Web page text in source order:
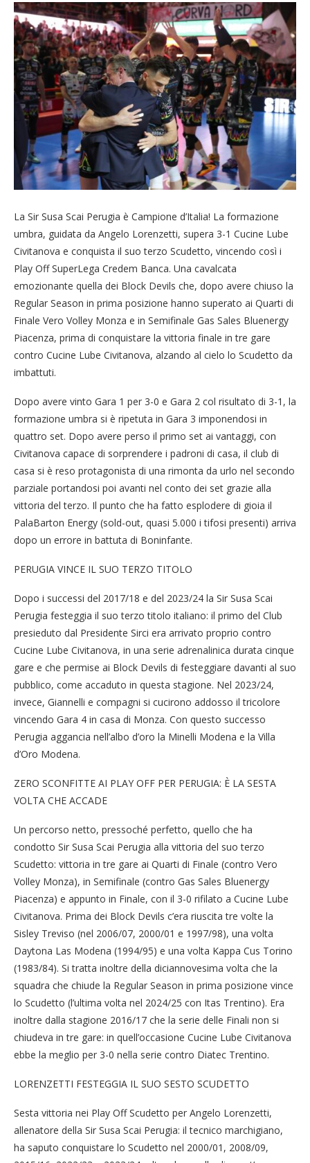
La Sir Susa Scai Perugia è Campione d’Italia! La formazione
umbra, guidata da Angelo Lorenzetti, supera 3-1 Cucine Lube
Civitanova e conquista il suo terzo Scudetto, vincendo così i
Play Off SuperLega Credem Banca. Una cavalcata
emozionante quella dei Block Devils che, dopo avere chiuso la
Regular Season in prima posizione hanno superato ai Quarti di
Finale Vero Volley Monza e in Semifinale Gas Sales Bluenergy
Piacenza, prima di conquistare la vittoria finale in tre gare
contro Cucine Lube Civitanova, alzando al cielo lo Scudetto da
imbattuti.
Dopo avere vinto Gara 1 per 3-0 e Gara 2 col risultato di 3-1, la
formazione umbra si è ripetuta in Gara 3 imponendosi in
quattro set. Dopo avere perso il primo set ai vantaggi, con
Civitanova capace di sorprendere i padroni di casa, il club di
casa si è reso protagonista di una rimonta da urlo nel secondo
parziale portandosi poi avanti nel conto dei set grazie alla
vittoria del terzo. Il punto che ha fatto esplodere di gioia il
PalaBarton Energy (sold-out, quasi 5.000 i tifosi presenti) arriva
dopo un errore in battuta di Boninfante.
PERUGIA VINCE IL SUO TERZO TITOLO
Dopo i successi del 2017/18 e del 2023/24 la Sir Susa Scai
Perugia festeggia il suo terzo titolo italiano: il primo del Club
presieduto dal Presidente Sirci era arrivato proprio contro
Cucine Lube Civitanova, in una serie adrenalinica durata cinque
gare e che permise ai Block Devils di festeggiare davanti al suo
pubblico, come accaduto in questa stagione. Nel 2023/24,
invece, Giannelli e compagni si cucirono addosso il tricolore
vincendo Gara 4 in casa di Monza. Con questo successo
Perugia aggancia nell’albo d’oro la Minelli Modena e la Villa
d’Oro Modena.
ZERO SCONFITTE AI PLAY OFF PER PERUGIA: È LA SESTA
VOLTA CHE ACCADE
Un percorso netto, pressoché perfetto, quello che ha
condotto Sir Susa Scai Perugia alla vittoria del suo terzo
Scudetto: vittoria in tre gare ai Quarti di Finale (contro Vero
Volley Monza), in Semifinale (contro Gas Sales Bluenergy
Piacenza) e appunto in Finale, con il 3-0 rifilato a Cucine Lube
Civitanova. Prima dei Block Devils c’era riuscita tre volte la
Sisley Treviso (nel 2006/07, 2000/01 e 1997/98), una volta
Daytona Las Modena (1994/95) e una volta Kappa Cus Torino
(1983/84). Si tratta inoltre della diciannovesima volta che la
squadra che chiude la Regular Season in prima posizione vince
lo Scudetto (l’ultima volta nel 2024/25 con Itas Trentino). Era
inoltre dalla stagione 2016/17 che la serie delle Finali non si
chiudeva in tre gare: in quell’occasione Cucine Lube Civitanova
ebbe la meglio per 3-0 nella serie contro Diatec Trentino.
LORENZETTI FESTEGGIA IL SUO SESTO SCUDETTO
Sesta vittoria nei Play Off Scudetto per Angelo Lorenzetti,
allenatore della Sir Susa Scai Perugia: il tecnico marchigiano,
ha saputo conquistare lo Scudetto nel 2000/01, 2008/09,